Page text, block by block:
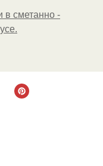
в сметанно -